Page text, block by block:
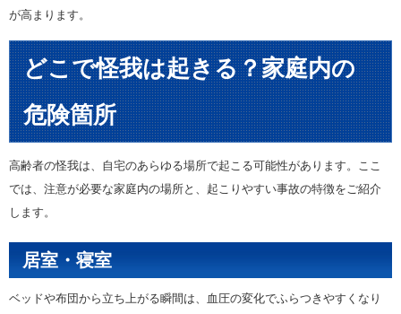
が高まります。
どこで怪我は起きる？家庭内の
危険箇所
高齢者の怪我は、自宅のあらゆる場所で起こる可能性があります。ここ
では、注意が必要な家庭内の場所と、起こりやすい事故の特徴をご紹介
します。
居室・寝室
ベッドや布団から立ち上がる瞬間は、血圧の変化でふらつきやすくなり